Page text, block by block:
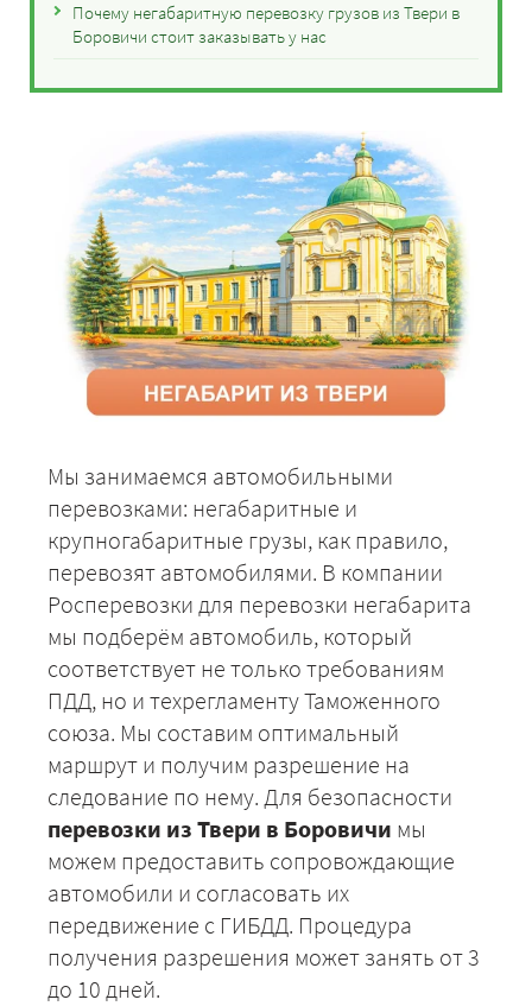
Почему негабаритную перевозку грузов из Твери в
Боровичи стоит заказывать у нас
Мы занимаемся автомобильными
перевозками: негабаритные и
крупногабаритные грузы, как правило,
перевозят автомобилями. В компании
Росперевозки для перевозки негабарита
мы подберём автомобиль, который
соответствует не только требованиям
ПДД, но и техрегламенту Таможенного
союза. Мы составим оптимальный
маршрут и получим разрешение на
следование по нему. Для безопасности
перевозки из Твери в Боровичи мы
можем предоставить сопровождающие
автомобили и согласовать их
передвижение с ГИБДД. Процедура
получения разрешения может занять от 3
до 10 дней.